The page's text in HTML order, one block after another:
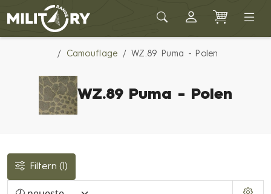
Army shop MILITARY RANGE
Camouflage WZ.89 Puma - Polen
WZ.89 Puma - Polen
Filtern (1)